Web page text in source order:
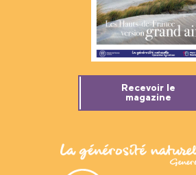
Recevoir le
magazine